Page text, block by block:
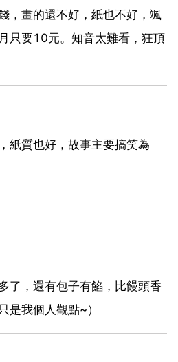
，畫的還不好，紙也不好，颯
只要10元。知音太難看，狂頂
紙質也好，故事主要搞笑為
了，還有包子有餡，比饅頭香
是我個人觀點~）